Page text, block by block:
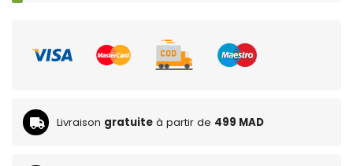
Livraison gratuite à partir de 499 MAD